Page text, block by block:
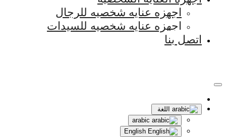
اجهزه عنايه شخصيه للرجال
اجهزه عنايه شخصيه للسيدات
اتصل بنا
اللغة